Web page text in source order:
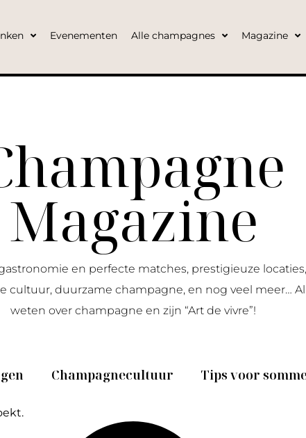
Evenementen Alle champagnes Magazine
Magazine
en perfecte matches, prestigieuze
cultuur, duurzame champagne, en nog veel meer…
weten over champagne en zijn “Art de vivre”!
Champagnecultuur Tips voor